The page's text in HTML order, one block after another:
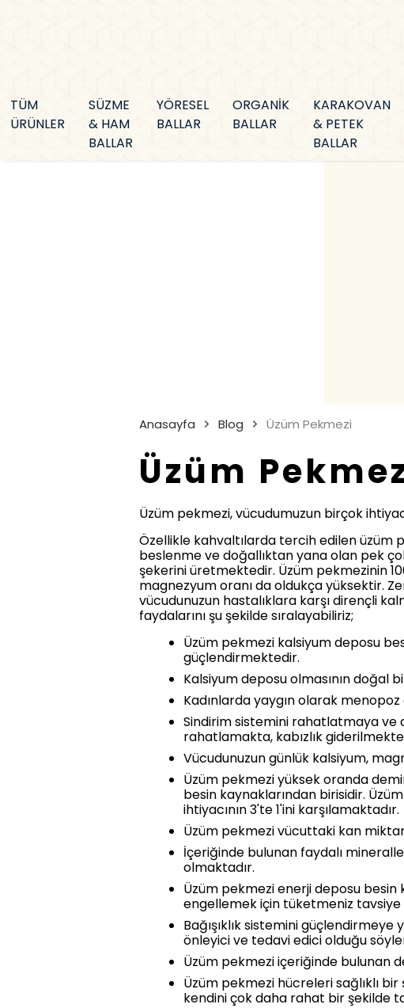
TÜM
ÜRÜNLER
SÜZME
& HAM
BALLAR
YÖRESEL
BALLAR
ORGANİK
BALLAR
KARAKOVAN
& PETEK
BALLAR
Anasayfa Blog Üzüm Pekmezi
Üzüm
Üzüm pekmezi, vücudumuzun birçok
Özellikle kahvaltılarda tercih edilen üzüm
beslenme ve doğallıktan yana olan pek
şekerini üretmektedir. Üzüm pekmezinin
magnezyum oranı da oldukça yüksektir.
vücudunuzun hastalıklara karşı dirençli
faydalarını şu şekilde sıralayabiliriz;
Üzüm pekmezi kalsiyum deposu
güçlendirmektedir.
Kalsiyum deposu olmasının doğal
Kadınlarda yaygın olarak
Sindirim sistemini rahatlatmaya ve
rahatlamakta, kabızlık
Vücudunuzun günlük kalsiyum,
Üzüm pekmezi yüksek oranda
besin kaynaklarından birisidir.
ihtiyacının 3'te 1'ini karşılamaktadır.
Üzüm pekmezi vücuttaki kan
İçeriğinde bulunan faydalı
olmaktadır.
Üzüm pekmezi enerji deposu besin
engellemek için tüketmeniz
Bağışıklık sistemini güçlendirmeye
önleyici ve tedavi edici olduğu
Üzüm pekmezi içeriğinde bulunan
Üzüm pekmezi hücreleri sağlıklı
kendini çok daha rahat bir şekilde